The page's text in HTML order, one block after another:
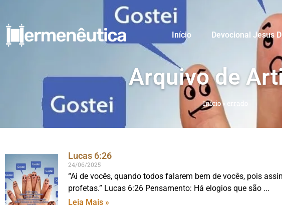
Início Devocional Jesus
Arquivo de
Início» errado
Lucas 6:26
24/06/2025
“Ai de vocês, quando todos falarem bem de vocês, pois
profetas.” Lucas 6:26 Pensamento: Há elogios que são
Leia Mais »